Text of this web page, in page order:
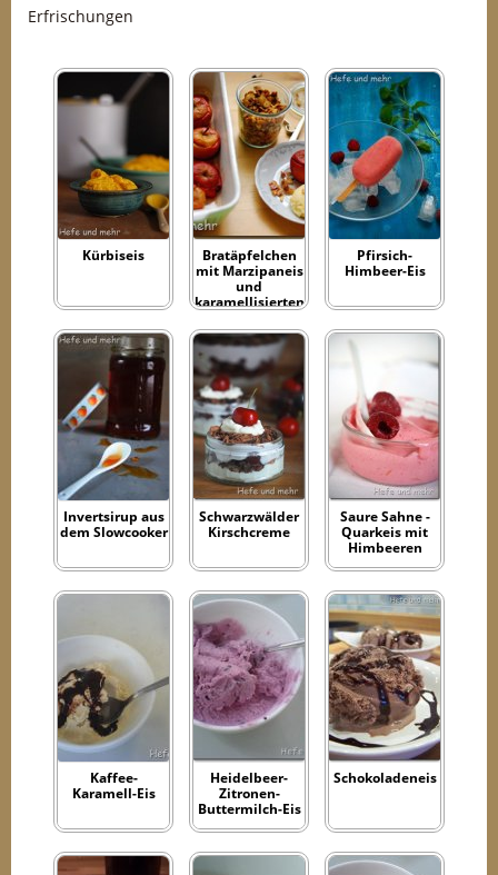
Erfrischungen
Kürbiseis
Bratäpfelchen
mit Marzipaneis
und
karamellisierten
n
Pfirsich-
Himbeer-Eis
Invertsirup aus
dem Slowcooker
Schwarzwälder
Kirschcreme
Saure Sahne -
Quarkeis mit
Himbeeren
Kaffee-
Karamell-Eis
Heidelbeer-
Zitronen-
Buttermilch-Eis
Schokoladeneis